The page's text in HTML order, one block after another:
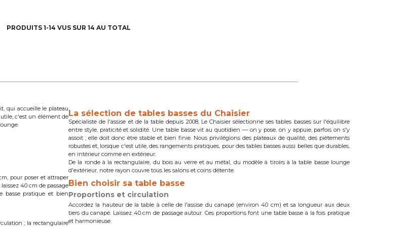
PRODUITS 1-14 VUS SUR 14 AU TOTAL
qui accueille le plateau
c'est un élément de
pour poser et attraper
40 cm de passage
basse pratique et bien
; la rectangulaire
La sélection de tables basses du Chaisier
Spécialiste de l'assise et de la table depuis 2008, Le Chaisier sélectionne ses tables basses sur l'équilibre
entre style, praticité et solidité. Une table basse vit au quotidien — on y pose, on y appuie, parfois on s'y
assoit ; elle doit donc être stable et bien finie. Nous privilégions des plateaux de qualité, des piètements
robustes et, lorsque c'est utile, des rangements pratiques, pour des tables basses aussi belles que durables,
en intérieur comme en extérieur.
De la ronde à la rectangulaire, du bois au verre et au métal, du modèle à tiroirs à la table basse lounge
d'extérieur, notre rayon couvre tous les salons et coins détente.
Bien choisir sa table basse
Proportions et circulation
Accordez la hauteur de la table à celle de l'assise du canapé (environ 40 cm) et sa longueur aux deux
tiers du canapé. Laissez 40 cm de passage autour. Ces proportions font une table basse à la fois pratique
et harmonieuse.